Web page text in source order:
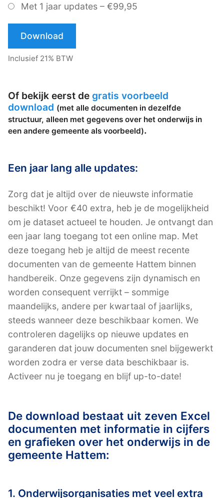
Met 1 jaar updates – €99,95
Download
Inclusief 21% BTW
Of bekijk eerst de gratis voorbeeld
download (met alle documenten in dezelfde
structuur, alleen met gegevens over het onderwijs in
een andere gemeente als voorbeeld).
Een jaar lang alle updates:
Zorg dat je altijd over de nieuwste informatie
beschikt! Voor €40 extra, heb je de mogelijkheid
om je dataset actueel te houden. Je ontvangt dan
een jaar lang toegang tot een online map. Met
deze toegang heb je altijd de meest recente
documenten van de gemeente Hattem binnen
handbereik. Onze gegevens zijn dynamisch en
worden consequent verrijkt – sommige
maandelijks, andere per kwartaal of jaarlijks,
steeds wanneer deze beschikbaar komen. We
controleren dagelijks op nieuwe updates en
garanderen dat jouw documenten snel bijgewerkt
worden zodra er verse data beschikbaar is.
Activeer nu je toegang en blijf up-to-date!
De download bestaat uit zeven Excel
documenten met informatie in cijfers
en grafieken over het onderwijs in de
gemeente Hattem:
1. Onderwijsorganisaties met veel extra